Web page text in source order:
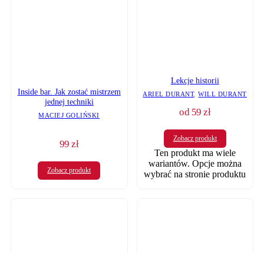
Inside bar. Jak zostać mistrzem
jednej techniki
MACIEJ GOLIŃSKI
99zł
Zobacz produkt
Lekcje historii
ARIEL DURANT,WILL DURANT
od 59zł
Zobacz produkt
Ten produkt ma wiele
wariantów. Opcje można
wybrać na stronie produktu